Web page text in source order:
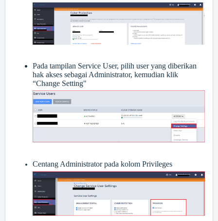
Pada tampilan Service User, pilih user yang diberikan
hak akses sebagai Administrator, kemudian klik
“Change Setting"
Centang Administrator pada kolom Privileges